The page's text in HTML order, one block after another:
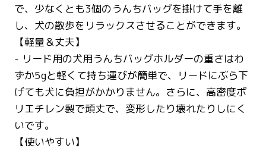
で、少なくとも3個のうんちバッグを掛けて手を離
し、犬の散歩をリラックスさせることができます。
【軽量＆丈夫】
- リード用の犬用うんちバッグホルダーの重さはわ
ずか5gと軽くて持ち運びが簡単で、リードにぶら下
げても犬に負担がかかりません。さらに、高密度ポ
リエチレン製で頑丈で、変形したり壊れたりしにく
いです。
【使いやすい】